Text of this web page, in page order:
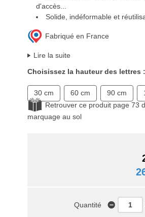
d'accès...
Solide, indéformable et
Fabriqué en France
Lire la suite
Choisissez la hauteur des lettres :
30 cm 60 cm 90 cm
Retrouver ce produit page 73
marquage au sol
Quantité